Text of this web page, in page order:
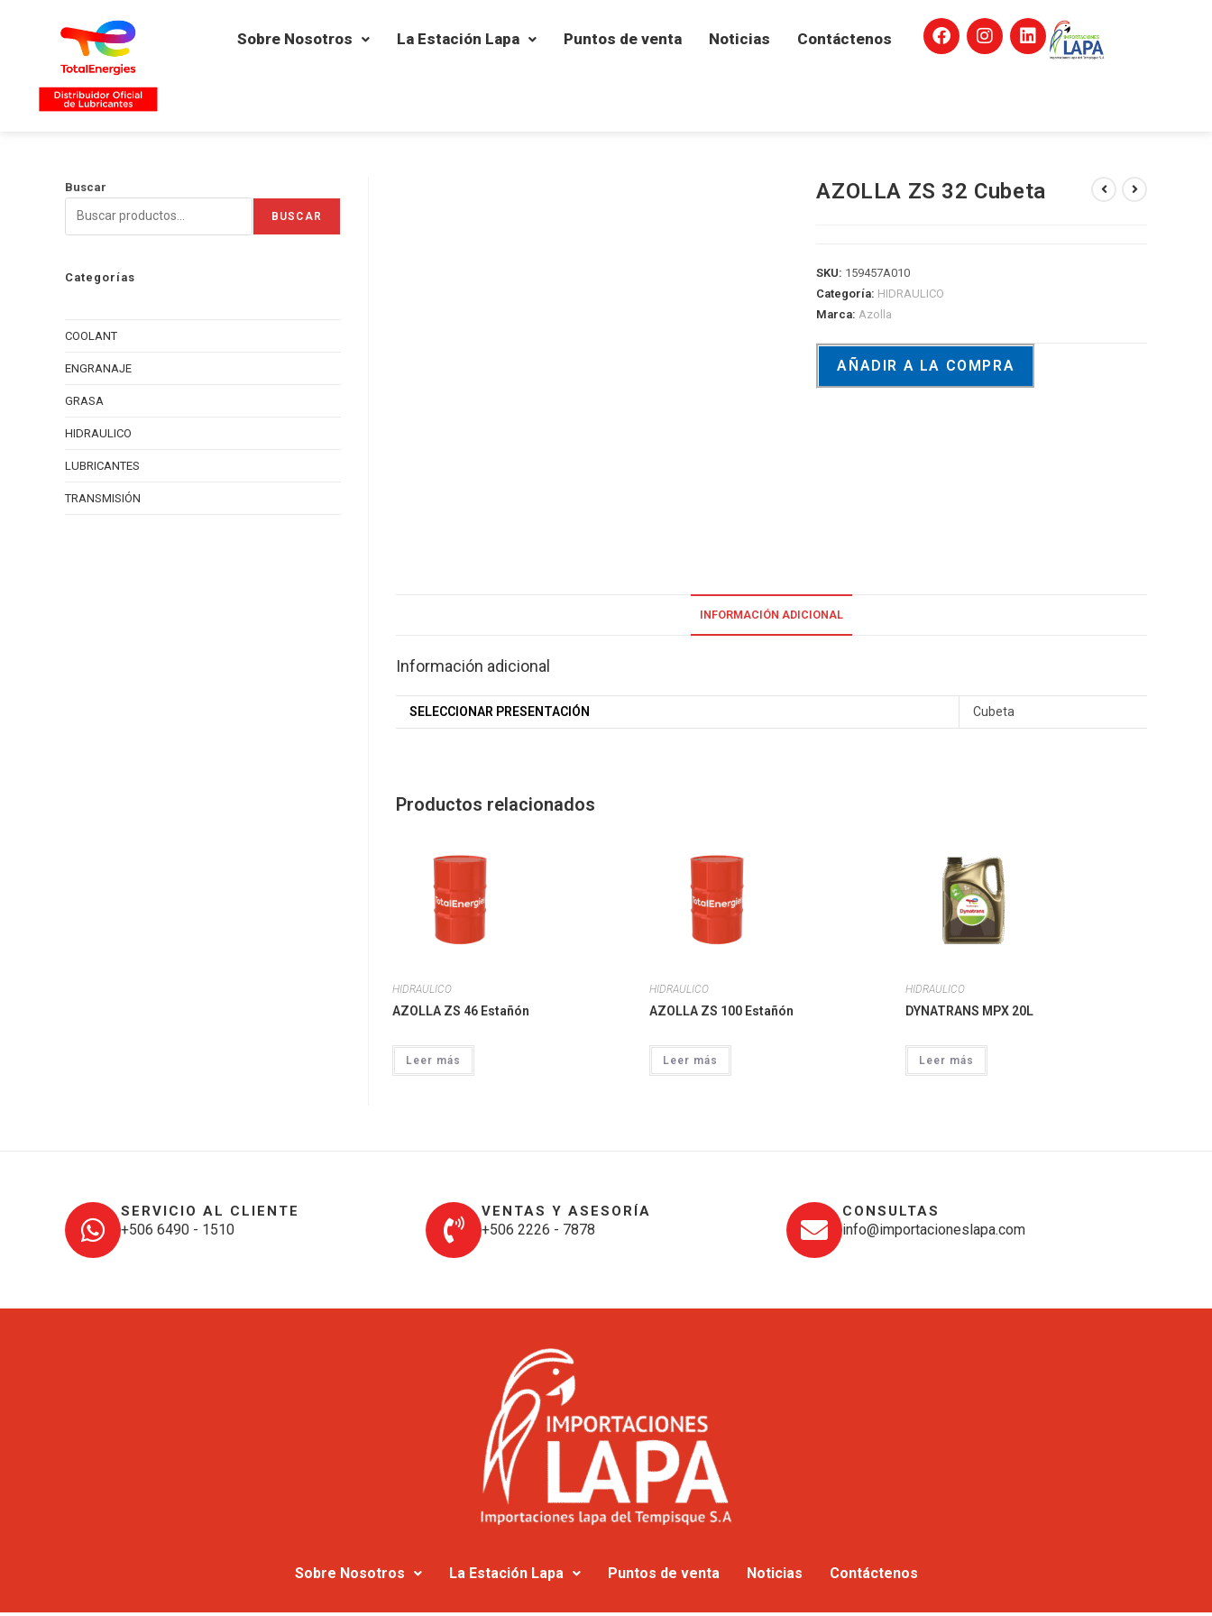
Sobre Nosotros La Estación Lapa Puntos de venta Noticias Contáctenos
AZOLLA ZS 32 Cubeta
SKU: 159457A010
Categoría: HIDRAULICO
Marca: Azolla
AÑADIR A LA COMPRA
INFORMACIÓN ADICIONAL
Información adicional
SELECCIONAR PRESENTACIÓN Cubeta
Productos relacionados
HIDRAULICO
AZOLLA ZS 46 Estañón
Leer más
HIDRAULICO
AZOLLA ZS 100 Estañón
Leer más
HIDRAULICO
DYNATRANS MPX 20L
Leer más
Buscar
BUSCAR
Categorías
COOLANT
ENGRANAJE
GRASA
HIDRAULICO
LUBRICANTES
TRANSMISIÓN
SERVICIO AL CLIENTE
+506 6490 - 1510
VENTAS Y ASESORÍA
+506 2226 - 7878
CONSULTAS
info@importacioneslapa.com
Sobre Nosotros La Estación Lapa Puntos de venta Noticias Contáctenos